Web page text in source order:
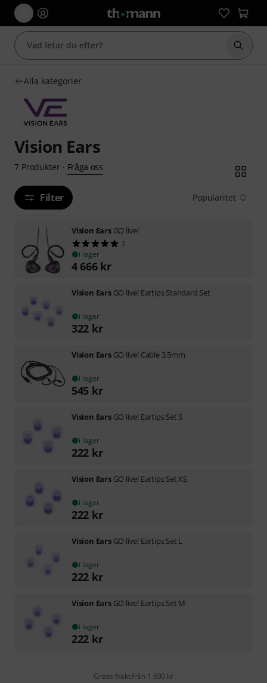
Börja
Alla kategorier
Vision Ears
7 Produkter· Fråga oss
Filter Popularitet
Vision Ears GO live!
2
i lager
4 666 kr
Vision Ears GO live! Eartips Standard Set
i lager
322 kr
Vision Ears GO live! Cable 3,5mm
i lager
545 kr
Vision Ears GO live! Eartips Set S
i lager
222 kr
Vision Ears GO live! Eartips Set XS
i lager
222 kr
Vision Ears GO live! Eartips Set L
i lager
222 kr
Vision Ears GO live! Eartips Set M
i lager
222 kr
Gratis frakt från 1 600 kr